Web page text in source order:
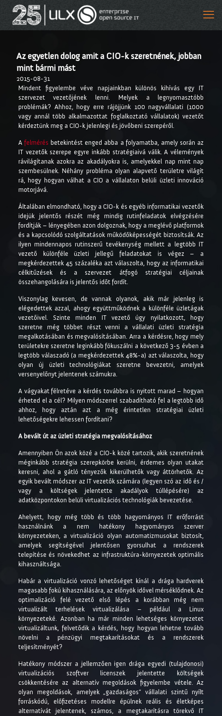
Az egyetlen dolog amit a CIO-k szeretnének, jobban
mint bármi mást
2015-08-31
Mindent figyelembe véve napjainkban különös kihívás egy IT
szervezet vezetőjének lenni. Melyek a legnyomasztóbb
problémák? Ahhoz, hogy erre rájöjjünk 100 nagyvállalati (1000
vagy annál több alkalmazottat foglalkoztató vállalatok) vezetőt
kérdeztünk meg a CIO-k jelenlegi és jövőbeni szerepéről.
A felmérés betekintést enged abba a folyamatba, amely során az
IT vezetők szerepe egyre inkább stratégiaivá válik. A vélemények
rávilágítanak azokra az akadályokra is, amelyekkel nap mint nap
szembesülnek. Néhány probléma olyan alapvető területre világít
rá, hogy hogyan válhat a CIO a vállalaton belüli üzleti innováció
motorjává.
Általában elmondható, hogy a CIO-k és egyéb informatikai vezetők
idejük jelentős részét még mindig rutinfeladatok elvégzésére
fordítják – lényegében azon dolgoznak, hogy a meglévő platformok
és a kapcsolódó szolgáltatások működőképességét biztosítsák. Az
ilyen mindennapos rutinszerű tevékenység mellett a legtöbb IT
vezető különféle üzleti jellegű feladatokat is végez – a
megkérdezettek 45 százaléka azt válaszolta, hogy az informatikai
célkitűzések és a szervezet átfogó stratégiai céljainak
összehangolására is jelentős időt fordít.
Viszonylag kevesen, de vannak olyanok, akik már jelenleg is
elégedettek azzal, ahogy együttműködnek a különféle üzletágak
vezetőivel. Szinte minden IT vezető úgy nyilatkozott, hogy
szeretne még többet részt venni a vállalati üzleti stratégia
megalkotásában és megvalósításában. Arra a kérdésre, hogy mely
területekre szeretne leginkább fókuszálni a következő 3-5 évben a
legtöbb válaszadó (a megkérdezettek 48%-a) azt válaszolta, hogy
olyan új üzleti technológiákat szeretne bevezetni, amelyek
versenyelőnyt jelentenek számukra.
A vágyakat félretéve a kérdés továbbra is nyitott marad – hogyan
érheted el a cél? Milyen módszerrel szabadítható fel a legtöbb idő
ahhoz, hogy aztán azt a még érintetlen stratégiai üzleti
lehetőségekre lehessen fordítani?
A bevált út az üzleti stratégia megvalósításához
Amennyiben Ön azok közé a CIO-k közé tartozik, akik szeretnének
méginkább stratégia szerepkörbe kerülni, érdemes olyan utakat
keresni, ahol a gátló tényezők kikerülhetők vagy áttörhetők. Az
egyik bevált módszer az IT vezetők számára (legyen szó az idő és /
vagy a költségek jelentette akadályok túllépésére) az
adatközpontokon belüli virtualizációs technológiák bevezetése.
Ahelyett, hogy még több és több hagyományos IT erőforrást
használnánk a nem hatékony hagyományos szerver
környezeteken, a virtualizáció olyan automatizmusokat biztosít,
amelyek segítségével jelentősen gyorsulhat a rendszerek
telepítése és növekedhet az infrastruktúra-környezetek optimális
kihasználtsága.
Habár a virtualizáció vonzó lehetőséget kínál a drága hardverek
magasabb fokú kihasználására, az előnyök idővel mérséklődnek. Az
optimalizáció felé vezető első lépés a korábban még nem
virtualizált terhelések virtualizálása – például a Linux
környezeteké. Azonban ha már minden lehetséges környezetet
virtualizáltunk, felvetődik a kérdés, hogy hogyan lehetne tovább
növelni a pénzügyi megtakarításokat és a rendszerek
teljesítményét?
Hatékony módszer a jellemzően igen drága egyedi (tulajdonosi)
virtualizációs szoftver licenszek jelentette költségek
csökkentésére az alternatív megoldások figyelembe vétele. Az
olyan megoldások, amelyek „gazdaságos” vállalati szintű nyílt
forráskódú, előfizetéses modellre épülnek reális és életképes
alternatívát jelentenek, számos, a megtakarításra törekvő IT